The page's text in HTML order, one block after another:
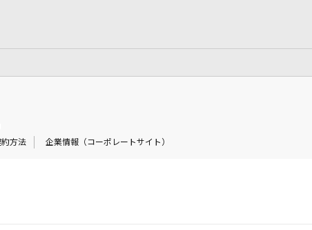
約方法 企業情報（コーポレートサイト）